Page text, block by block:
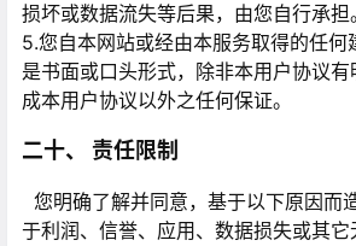
损坏或数据流失等后果，由您自行承担。
5.您自本网站或经由本服务取得的任何
是书面或口头形式，除非本用户协议
成本用户协议以外之任何保证。
二十、 责任限制
您明确了解并同意，基于以下原因而
于利润、信誉、应用、数据损失或其